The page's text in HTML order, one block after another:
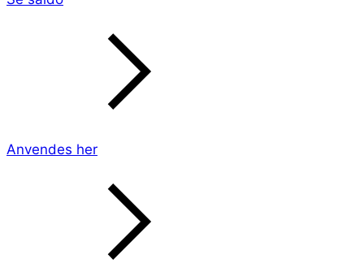
Anvendes her